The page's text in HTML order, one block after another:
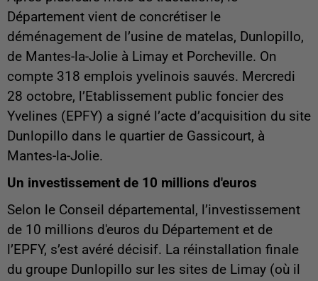
Département vient de concrétiser le
déménagement de l’usine de matelas, Dunlopillo,
de Mantes-la-Jolie à Limay et Porcheville. On
compte 318 emplois yvelinois sauvés. Mercredi
28 octobre, l’Etablissement public foncier des
Yvelines (EPFY) a signé l’acte d’acquisition du site
Dunlopillo dans le quartier de Gassicourt, à
Mantes-la-Jolie.
Un investissement de 10 millions d'euros
Selon le Conseil départemental, l’investissement
de 10 millions d'euros du Département et de
l’EPFY, s’est avéré décisif. La réinstallation finale
du groupe Dunlopillo sur les sites de Limay (où il